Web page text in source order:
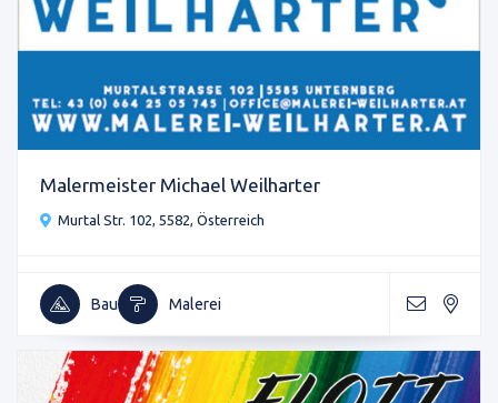
Malermeister Michael Weilharter
Murtal Str. 102, 5582, Österreich
Bau Malerei